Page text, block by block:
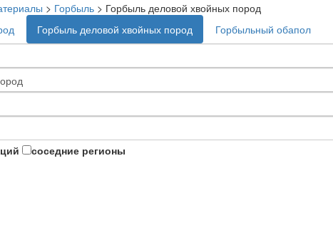
> Горбыль> Горбыль деловой хвойных пород
Горбыль деловой хвойных пород Горбыльный обапол
соседние регионы